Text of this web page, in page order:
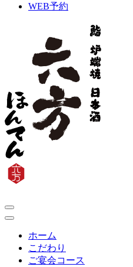
WEB予約
ホーム
こだわり
ご宴会コース